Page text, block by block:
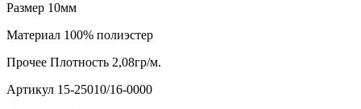
Размер 10мм
Материал 100% полиэстер
Прочее Плотность 2,08гр/м.
Артикул 15-25010/16-0000